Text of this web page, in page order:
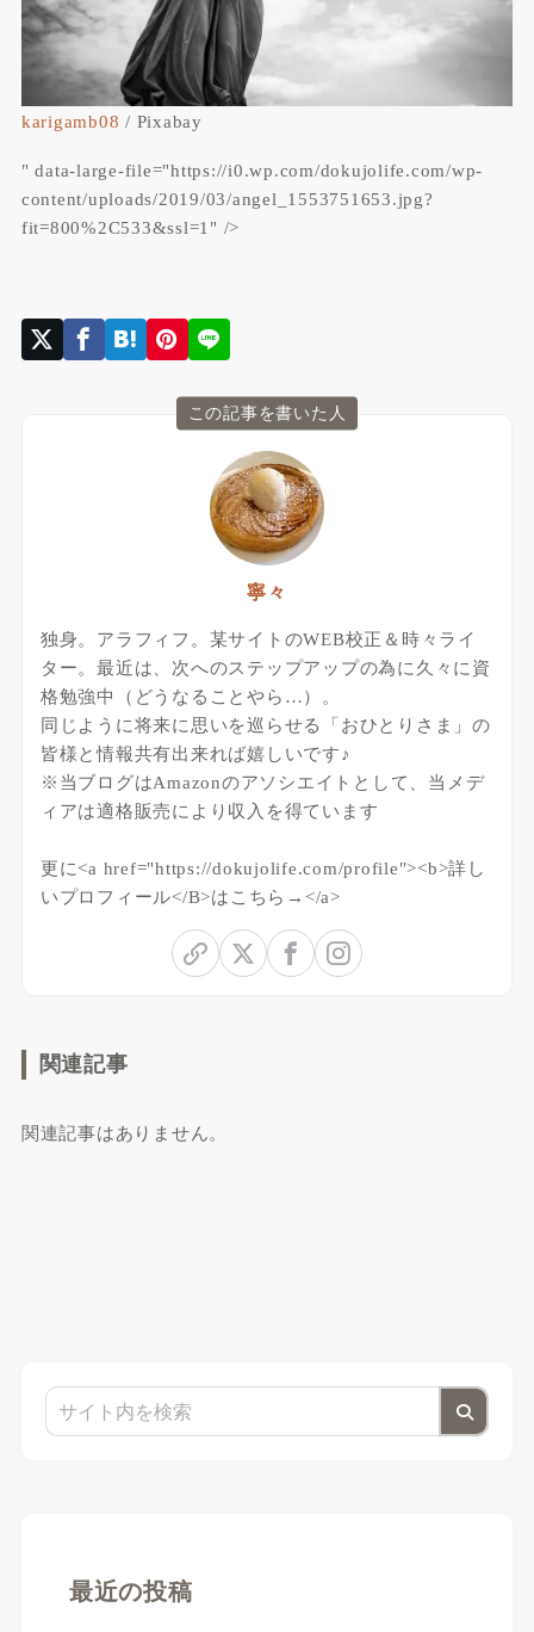
karigamb08 / Pixabay
" data-large-file="https://i0.wp.com/dokujolife.com/wp-
content/uploads/2019/03/angel_1553751653.jpg?
fit=800%2C533&ssl=1" />
この記事を書いた人
寧々
独身。アラフィフ。某サイトのWEB校正＆時々ライ
ター。最近は、次へのステップアップの為に久々に資
格勉強中（どうなることやら…）。
同じように将来に思いを巡らせる「おひとりさま」の
皆様と情報共有出来れば嬉しいです♪
※当ブログはAmazonのアソシエイトとして、当メデ
ィアは適格販売により収入を得ています
更に<a href="https://dokujolife.com/profile"><b>詳し
いプロフィール</B>はこちら→</a>
関連記事
関連記事はありません。
最近の投稿